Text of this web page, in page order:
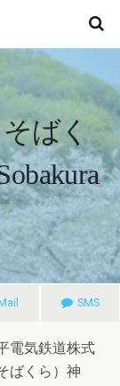
ばく
SMS
電気鉄道株式
ばくら）神